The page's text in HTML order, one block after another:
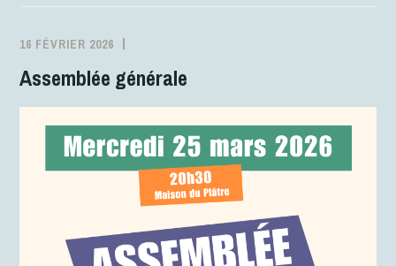
16 FÉVRIER 2026
Assemblée générale